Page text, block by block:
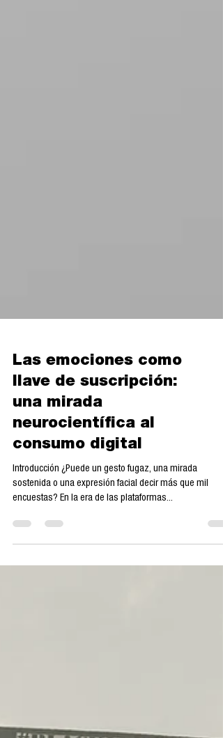
Las emociones como
llave de suscripción:
una mirada
neurocientífica al
consumo digital
Introducción ¿Puede un gesto fugaz, una mirada
encuestas? En la era de las plataformas...